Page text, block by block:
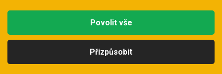
Rukavice teploodolné SCAUP
Přizpůsobit
Povolit vše